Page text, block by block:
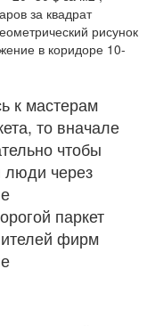
за квадрат
рисунок
в коридоре 10-
к мастерам
то вначале
чтобы
люди через
паркет
фирм